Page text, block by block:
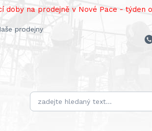
doby na prodejně v Nové Pace - týden
prodejny